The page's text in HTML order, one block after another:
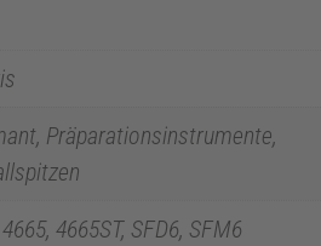
Präparationsinstrumente,
4665ST, SFD6, SFM6